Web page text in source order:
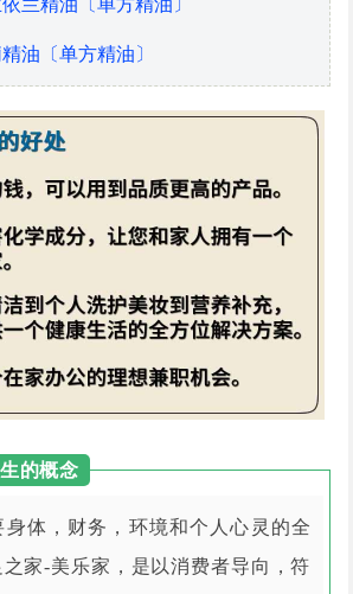
油〔单方精油〕
的概念
体，财务，环境和个人心灵的全
家-美乐家，是以消费者导向，符